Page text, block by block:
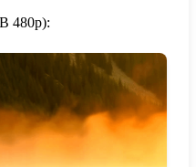
480p):